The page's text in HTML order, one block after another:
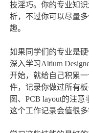
技淫巧。你的专业知
析，不过你可以尽量
趣。
如果同学们的专业是
深入学习Altium
开始，就给自己积累
件，记录你做过所有
图、PCB layout的注
这个工作记录会值很多